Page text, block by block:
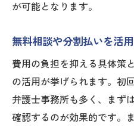
が可能となります。
無料相談や分割払いを活
費用の負担を抑える具体策
の活用が挙げられます。初
弁護士事務所も多く、まず
確認するのが効果的です。